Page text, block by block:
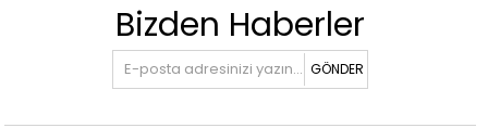
Bizden Haberler
GÖNDER